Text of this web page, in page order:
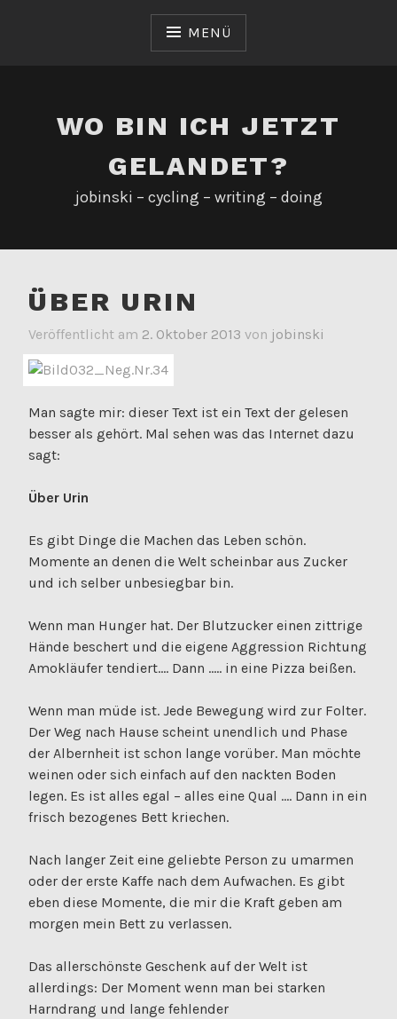
MENÜ
WO BIN ICH JETZT
GELANDET?
jobinski – cycling – writing – doing
ÜBER URIN
Veröffentlicht am 2. Oktober 2013 von jobinski
Man sagte mir: dieser Text ist ein Text der gelesen
besser als gehört. Mal sehen was das Internet dazu
sagt:
Über Urin
Es gibt Dinge die Machen das Leben schön.
Momente an denen die Welt scheinbar aus Zucker
und ich selber unbesiegbar bin.
Wenn man Hunger hat. Der Blutzucker einen zittrige
Hände beschert und die eigene Aggression Richtung
Amokläufer tendiert…. Dann ….. in eine Pizza beißen.
Wenn man müde ist. Jede Bewegung wird zur Folter.
Der Weg nach Hause scheint unendlich und Phase
der Albernheit ist schon lange vorüber. Man möchte
weinen oder sich einfach auf den nackten Boden
legen. Es ist alles egal – alles eine Qual …. Dann in ein
frisch bezogenes Bett kriechen.
Nach langer Zeit eine geliebte Person zu umarmen
oder der erste Kaffe nach dem Aufwachen. Es gibt
eben diese Momente, die mir die Kraft geben am
morgen mein Bett zu verlassen.
Das allerschönste Geschenk auf der Welt ist
allerdings: Der Moment wenn man bei starken
Harndrang und lange fehlender